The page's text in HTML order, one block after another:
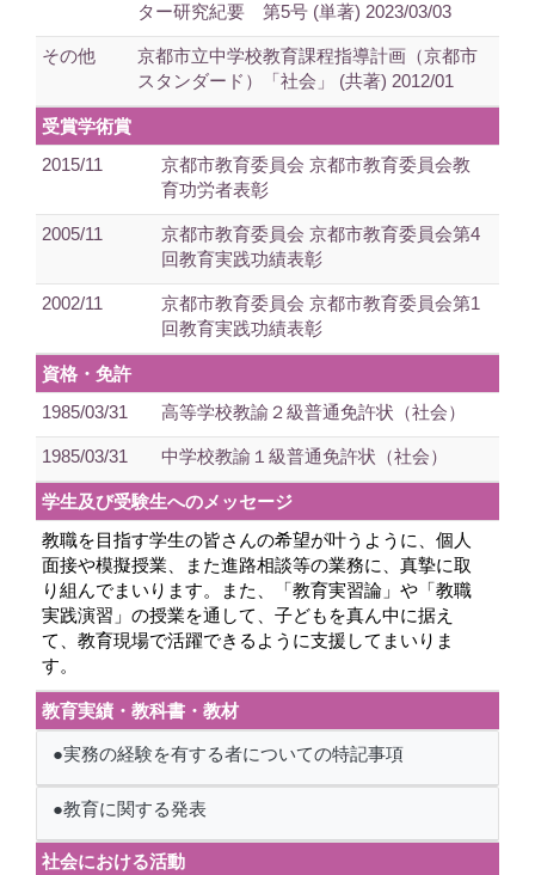
ター研究紀要 第5号 (単著) 2023/03/03
その他
京都市立中学校教育課程指導計画（京都市
スタンダード）「社会」 (共著) 2012/01
受賞学術賞
2015/11
京都市教育委員会 京都市教育委員会教
育功労者表彰
2005/11
京都市教育委員会 京都市教育委員会第4
回教育実践功績表彰
2002/11
京都市教育委員会 京都市教育委員会第1
回教育実践功績表彰
資格・免許
1985/03/31
高等学校教諭２級普通免許状（社会）
1985/03/31 中学校教諭１級普通免許状（社会）
学生及び受験生へのメッセージ
教職を目指す学生の皆さんの希望が叶うように、個人
面接や模擬授業、また進路相談等の業務に、真摯に取
り組んでまいります。また、「教育実習論」や「教職
実践演習」の授業を通して、子どもを真ん中に据え
て、教育現場で活躍できるように支援してまいりま
す。
教育実績・教科書・教材
●実務の経験を有する者についての特記事項
●教育に関する発表
社会における活動